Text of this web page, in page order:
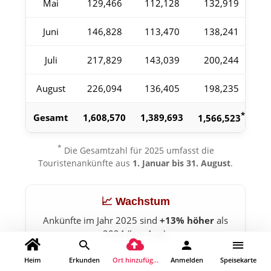
Mai 129,466 112,128 132,919
Juni 146,828 113,470 138,241
Juli 217,829 143,039 200,244
August 226,094 136,405 198,235
Gesamt 1,608,570 1,389,693 1,566,523*
* Die Gesamtzahl für 2025 umfasst die
Touristenankünfte aus 1. Januar bis 31. August.
📈 Wachstum
Ankünfte im Jahr 2025 sind +13% höher als
2024 (Jan–Aug).
Heim Erkunden Ort hinzufügen Anmelden Speisekarte